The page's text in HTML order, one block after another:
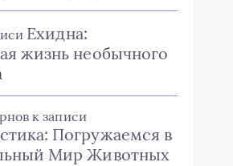
Ехидна:
жизнь необычного
к записи
Погружаемся в
Мир Животных